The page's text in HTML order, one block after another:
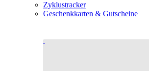
Zyklustracker
Geschenkkarten & Gutscheine